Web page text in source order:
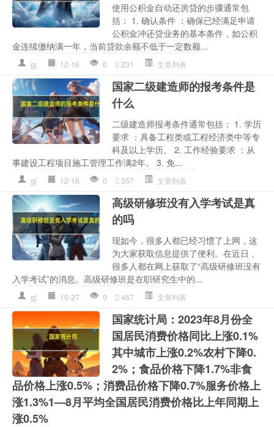
使用公积金自动还房贷的步骤通常包
括： 1. 确认条件 ：确保已经满足申请
公积金冲还贷业务的基本条件，如公积
金连续缴纳满一年，当前贷款余额不低于一定数额...
gj 12-16 0 231 文章列表
国家二级建造师的报考条件是
什么
二级建造师报考条件通常包括： 1. 学历
要求 ：具备工程类或工程经济类中等专
科及以上学历。 2. 工作经验要求 ：从
事建设工程项目施工管理工作满2年。 3. 免...
gj 12-16 0 357 文章列表
高级研修班没有入学考试是真
的吗
现如今，很多人都已经习惯了上网，这
为大家获取信息提供了便利。在近日，
很多人都在网上获取了“高级研修班没有
入学考试”的消息。高级研修班是在职研究生中的...
gj 10-27 0 467 文章列表
国家统计局：2023年8月份全
国居民消费价格同比上涨0.1%
其中城市上涨0.2%农村下降0.
2%；食品价格下降1.7%非食
品价格上涨0.5%；消费品价格下降0.7%服务价格上
涨1.3%1­­—8月平均全国居民消费价格比上年同期上
涨0.5%